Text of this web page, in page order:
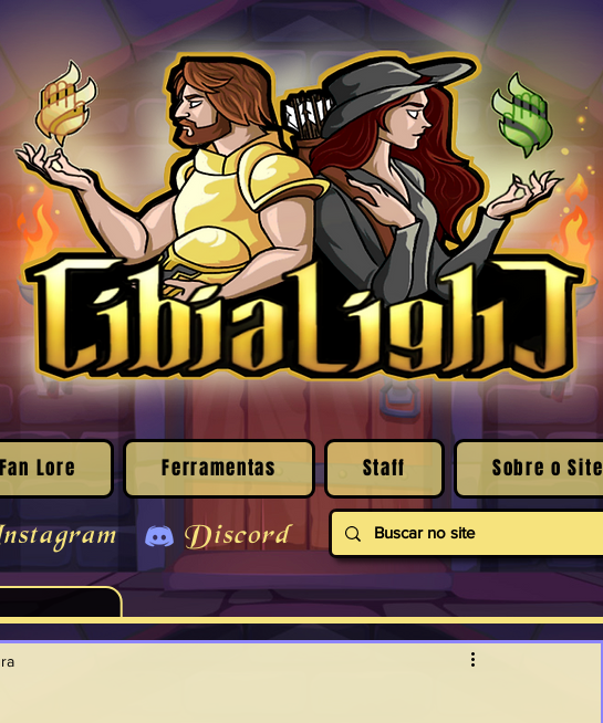
Fan Lore Ferramentas Staff Sobre o Site
Discord